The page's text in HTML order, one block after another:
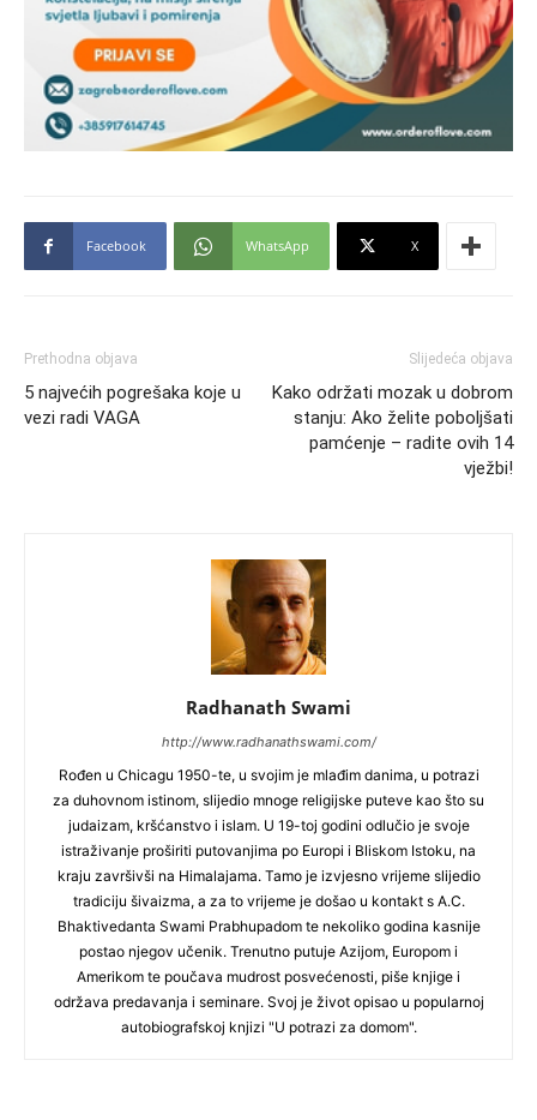
Facebook WhatsApp X
Prethodna objava
5 najvećih pogrešaka koje u
vezi radi VAGA
Slijedeća objava
Kako održati mozak u dobrom
stanju: Ako želite poboljšati
pamćenje – radite ovih 14
vježbi!
Radhanath Swami
http://www.radhanathswami.com/
Rođen u Chicagu 1950-te, u svojim je mlađim danima, u potrazi
za duhovnom istinom, slijedio mnoge religijske puteve kao što su
judaizam, kršćanstvo i islam. U 19-toj godini odlučio je svoje
istraživanje proširiti putovanjima po Europi i Bliskom Istoku, na
kraju završivši na Himalajama. Tamo je izvjesno vrijeme slijedio
tradiciju šivaizma, a za to vrijeme je došao u kontakt s A.C.
Bhaktivedanta Swami Prabhupadom te nekoliko godina kasnije
postao njegov učenik. Trenutno putuje Azijom, Europom i
Amerikom te poučava mudrost posvećenosti, piše knjige i
održava predavanja i seminare. Svoj je život opisao u popularnoj
autobiografskoj knjizi "U potrazi za domom".